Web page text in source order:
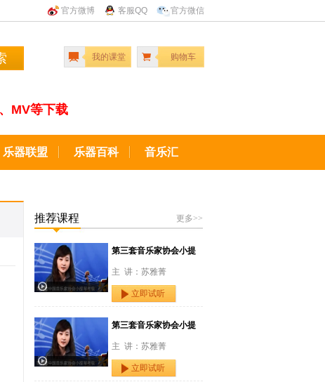
官方微博 客服QQ 官方微信
我的课堂 购物车
MV等下载
乐器联盟 乐器百科 音乐汇
更多>>
推荐课程
第三套音乐家协会小提
主 讲：苏雅菁
立即试听
第三套音乐家协会小提
主 讲：苏雅菁
立即试听